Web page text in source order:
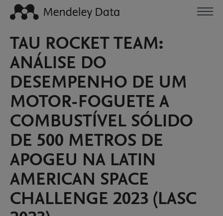
TAU ROCKET TEAM:
ANÁLISE DO
DESEMPENHO DE UM
MOTOR-FOGUETE A
COMBUSTÍVEL SÓLIDO
DE 500 METROS DE
APOGEU NA LATIN
AMERICAN SPACE
CHALLENGE 2023 (LASC